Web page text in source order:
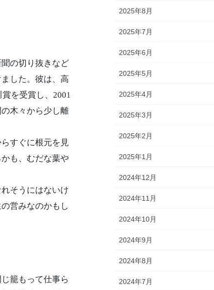
の切り抜きなど
した。彼は、高
を受賞し、2001
木々から少し離
すぐに根元を見
も、むだな葉や
そうにはないけ
営みなのかもし
籠もって仕事ら
2025年8月
2025年7月
2025年6月
2025年5月
2025年4月
2025年3月
2025年2月
2025年1月
2024年12月
2024年11月
2024年10月
2024年9月
2024年8月
2024年7月